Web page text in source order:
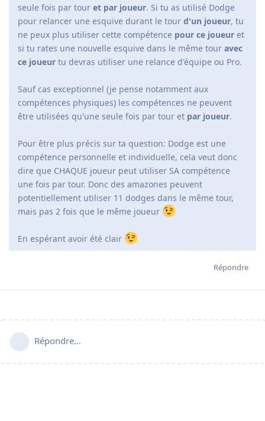
seule fois par tour et par joueur. Si tu as utilisé Dodge
pour relancer une esquive durant le tour d'un joueur, tu
ne peux plus utiliser cette compétence pour ce joueur et
si tu rates une nouvelle esquive dans le même tour avec
ce joueur tu devras utiliser une relance d'équipe ou Pro.
Sauf cas exceptionnel (je pense notamment aux
compétences physiques) les compétences ne peuvent
être utilisées qu'une seule fois par tour et par joueur.
Pour être plus précis sur ta question: Dodge est une
compétence personnelle et individuelle, cela veut donc
dire que CHAQUE joueur peut utiliser SA compétence
une fois par tour. Donc des amazones peuvent
potentiellement utiliser 11 dodges dans le même tour,
mais pas 2 fois que le même joueur
En espérant avoir été clair
Répondre
Répondre…